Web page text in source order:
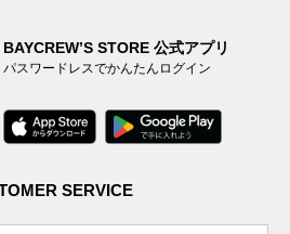
BAYCREW’S STORE 公式アプリ
パスワードレスでかんたんログイン
SERVICE